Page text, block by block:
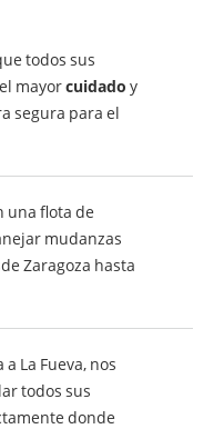
todos sus
mayorcuidado y
segura para el
una flota de
mudanzas
Zaragoza hasta
La Fueva, nos
todos sus
donde